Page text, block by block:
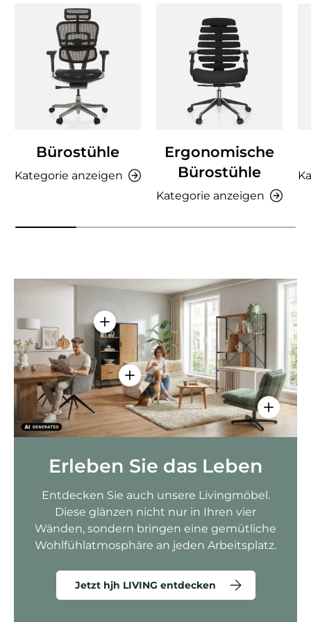
Bürostühle
Kategorie anzeigen
Ergonomische
Bürostühle
Kategorie anzeigen
Einzelheiten anzeigen - AMIO H -
Einzelheiten anzeigen - Sitzolo 2
Erleben Sie das Leben
Entdecken Sie auch unsere Livingmöbel.
Diese glänzen nicht nur in Ihren vier
Wänden, sondern bringen eine gemütliche
Wohlfühlatmosphäre an jeden Arbeitsplatz.
Jetzt hjh LIVING entdecken